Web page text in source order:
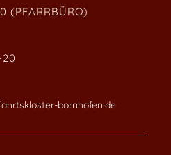
(PFARRBÜRO)
bornhofen.de